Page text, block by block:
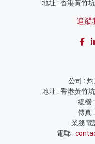
地址 : 香港黃竹
追蹤
公司 :
地址 : 香港黃竹
總機
傳真
業務電
電郵 :